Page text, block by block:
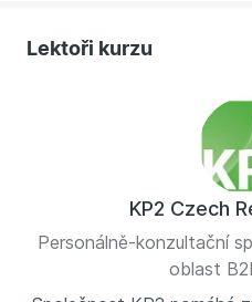
Top Management
Lektoři kurzu
KP2 Czech
Personálně-konzultační
oblast